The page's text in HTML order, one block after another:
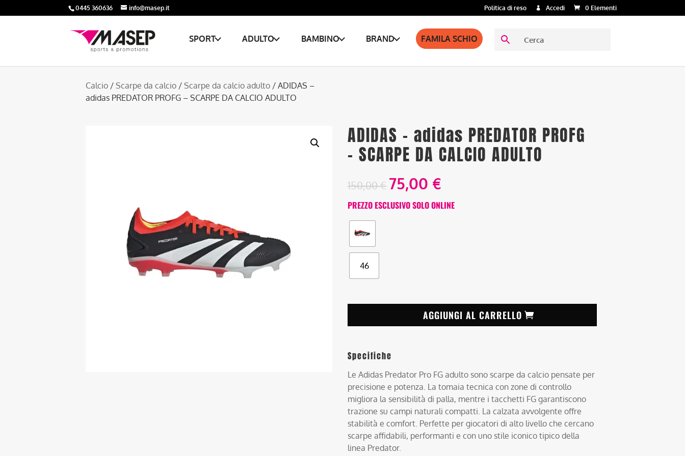
0445 360636 info@masep.it Politica di reso Accedi 0 Elementi
SPORT ADULTO BAMBINO BRAND FAMILA SCHIO
Calcio / Scarpe da calcio / Scarpe da calcio adulto / ADIDAS –
adidas PREDATOR PROFG – SCARPE DA CALCIO ADULTO
ADIDAS – adidas PREDATOR PROFG
– SCARPE DA CALCIO ADULTO
150,00€ 75,00 €
PREZZO ESCLUSIVO SOLO ONLINE
46
AGGIUNGI AL CARRELLO
Specifiche
Le Adidas Predator Pro FG adulto sono scarpe da calcio pensate per
precisione e potenza. La tomaia tecnica con zone di controllo
migliora la sensibilità di palla, mentre i tacchetti FG garantiscono
trazione su campi naturali compatti. La calzata avvolgente offre
stabilità e comfort. Perfette per giocatori di alto livello che cercano
scarpe affidabili, performanti e con uno stile iconico tipico della
linea Predator.